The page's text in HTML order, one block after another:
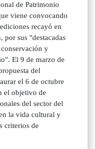
de Patrimonio
viene convocando
recayó en
por sus "destacadas
y
El 9 de marzo de
del
el 6 de octubre
el objetivo de
del sector del
la vida cultural y
criterios de